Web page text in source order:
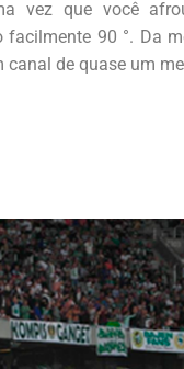
vez que você
90 °. Da
de quase um